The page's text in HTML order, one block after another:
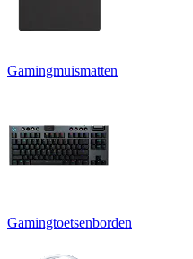
Gamingmuismatten
Gamingtoetsenborden